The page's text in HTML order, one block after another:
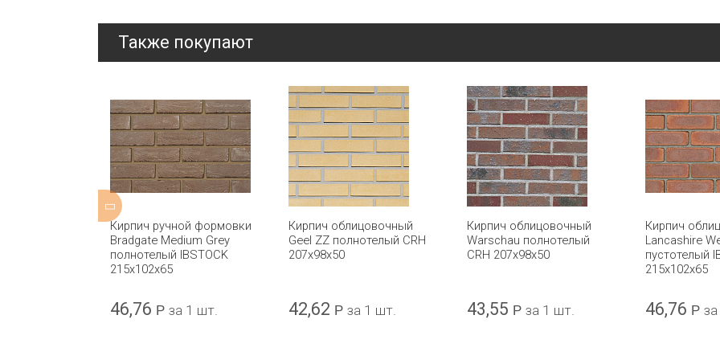
Также покупают
Кирпич ручной формовки
Bradgate Medium Grey
полнотелый IBSTOCK
215x102x65
46,76 Р за 1 шт.
Кирпич облицовочный
Geel ZZ полнотелый CRH
207x98x50
42,62 Р за 1 шт.
Кирпич облицовочный
Warschau полнотелый
CRH 207x98x50
43,55 Р за 1 шт.
Кирпич
Lancashire
пустотелый
215х102х65
46,76 Р